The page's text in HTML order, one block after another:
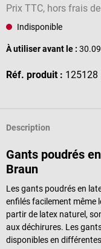
Prix TTC, hors frais
Indisponible
À utiliser avant le :
Réf. produit : 125128
Description
Gants poudrés
Braun
Les gants poudrés en
enfilés facilement même
partir de latex naturel,
aux déchirures. Les
disponibles en